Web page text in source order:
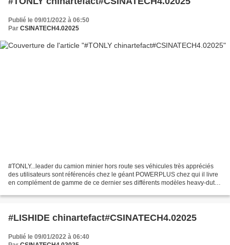
Publié le 09/01/2022 à 06:50
Par CSINATECH4.02025
#TONLY...leader du camion minier hors route ses véhicules très appréciés
des utilisateurs sont référencés chez le géant POWERPLUS chez qui il livre
en complément de gamme de ce dernier ses différents modèles heavy-duty
#LISHIDE chinartefact#CSINATECH4.02025
Publié le 09/01/2022 à 06:40